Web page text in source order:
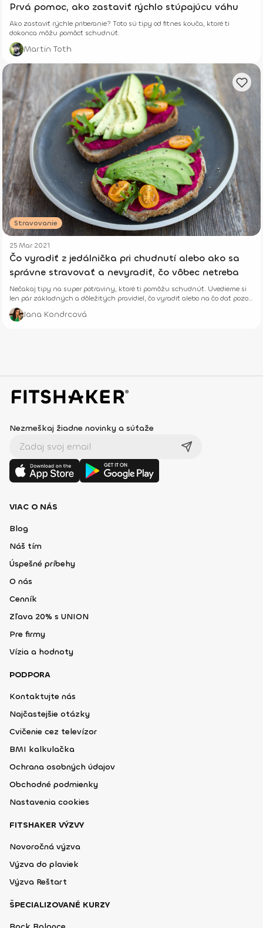
Prvá pomoc, ako zastaviť rýchlo stúpajúcu váhu
Ako zastaviť rýchle priberanie? Toto sú tipy od fitnes kouča, ktoré ti
dokonca môžu pomôcť schudnúť.
Martin Toth
Stravovanie
25 Mar 2021
Čo vyradiť z jedálnička pri chudnutí alebo ako sa
správne stravovať a nevyradiť, čo vôbec netreba
Nečakaj tipy na super potraviny, ktoré ti pomôžu schudnúť. Uvedieme si
len pár základných a dôležitých pravidiel, čo vyradiť alebo na čo dať pozor
pri chudnutí.
Jana Kondrcová
Nezmeškaj žiadne novinky a súťaže
VIAC O NÁS
Blog
Náš tím
Úspešné príbehy
O nás
Cenník
Zľava 20% s UNION
Pre firmy
Vízia a hodnoty
PODPORA
Kontaktujte nás
Najčastejšie otázky
Cvičenie cez televízor
BMI kalkulačka
Ochrana osobných údajov
Obchodné podmienky
Nastavenia cookies
FITSHAKER VÝZVY
Novoročná výzva
Výzva do plaviek
Výzva Reštart
ŠPECIALIZOVANÉ KURZY